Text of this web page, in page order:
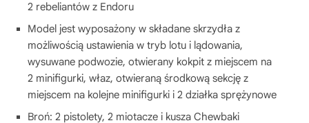
2 rebeliantów z Endoru
Model jest wyposażony w składane skrzydła z
możliwością ustawienia w tryb lotu i lądowania,
wysuwane podwozie, otwierany kokpit z miejscem na
2 minifigurki, właz, otwieraną środkową sekcję z
miejscem na kolejne minifigurki i 2 działka sprężynowe
Broń: 2 pistolety, 2 miotacze i kusza Chewbaki